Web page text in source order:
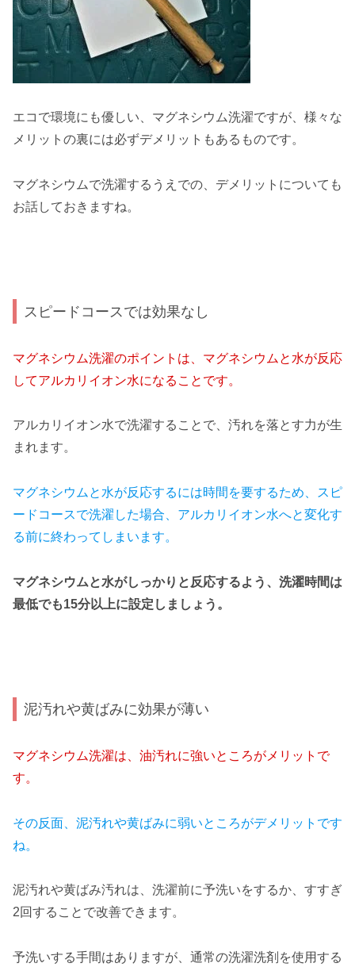
エコで環境にも優しい、マグネシウム洗濯ですが、様々な
メリットの裏には必ずデメリットもあるものです。
マグネシウムで洗濯するうえでの、デメリットについても
お話しておきますね。
スピードコースでは効果なし
マグネシウム洗濯のポイントは、マグネシウムと水が反応
してアルカリイオン水になることです。
アルカリイオン水で洗濯することで、汚れを落とす力が生
まれます。
マグネシウムと水が反応するには時間を要するため、スピ
ードコースで洗濯した場合、アルカリイオン水へと変化す
る前に終わってしまいます。
マグネシウムと水がしっかりと反応するよう、洗濯時間は
最低でも15分以上に設定しましょう。
泥汚れや黄ばみに効果が薄い
マグネシウム洗濯は、油汚れに強いところがメリットで
す。
その反面、泥汚れや黄ばみに弱いところがデメリットです
ね。
泥汚れや黄ばみ汚れは、洗濯前に予洗いをするか、すすぎ
2回することで改善できます。
予洗いする手間はありますが、通常の洗濯洗剤を使用する